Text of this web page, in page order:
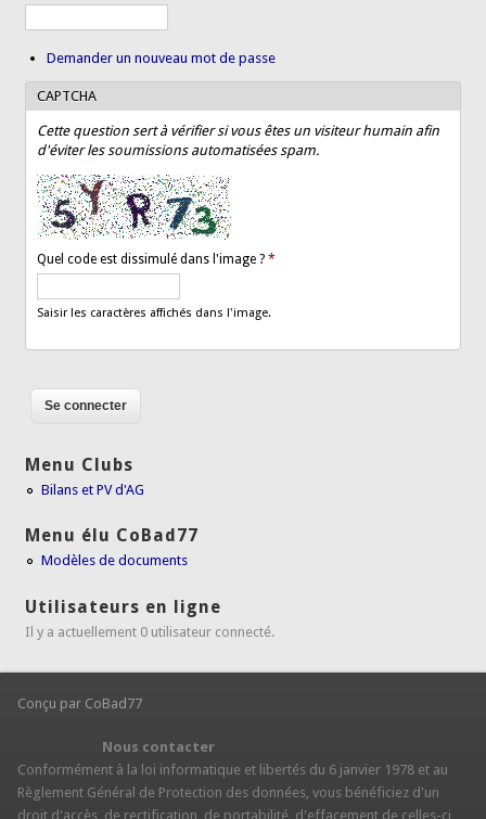
Demander un nouveau mot de passe
CAPTCHA
Cette question sert à vérifier si vous êtes un visiteur humain afin
d'éviter les soumissions automatisées spam.
Quel code est dissimulé dans l'image ?*
Saisir les caractères affichés dans l'image.
Menu Clubs
Bilans et PV d'AG
Menu élu CoBad77
Modèles de documents
Utilisateurs en ligne
Il y a actuellement 0 utilisateur connecté.
Conçu par CoBad77
Nous contacter
Conformément à la loi informatique et libertés du 6 janvier 1978 et au
Règlement Général de Protection des données, vous bénéficiez d'un
droit d'accès, de rectification, de portabilité, d'effacement de celles-ci